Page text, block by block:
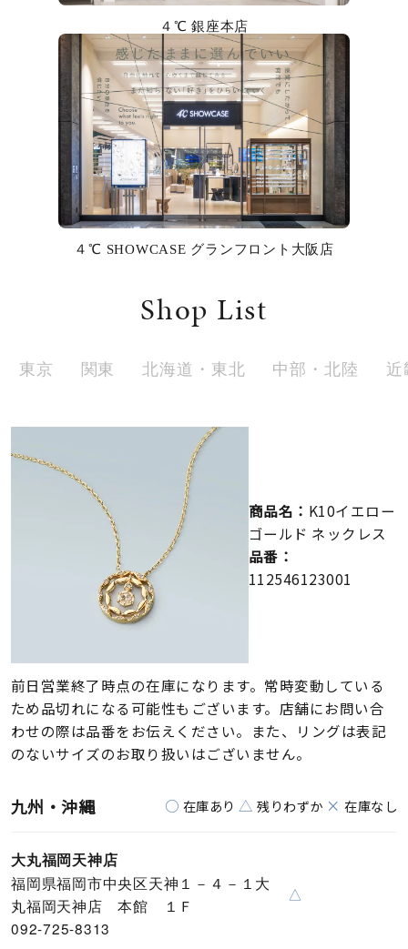
ファッションテイスト
着用シーン
リングサイズ
在庫ありのみ すべて表示
４℃ 銀座本店
４℃ SHOWCASE グランフロント大阪店
Shop List
東京 関東 北海道・東北 中部・北陸 近
商品名： K10イエロー
ゴールド ネックレス
品番：
112546123001
前日営業終了時点の在庫になります。常時変動している
ため品切れになる可能性もございます。店舗にお問い合
わせの際は品番をお伝えください。また、リングは表記
のないサイズのお取り扱いはございません。
○ 在庫あり △ 残りわずか × 在庫なし
九州・沖縄
大丸福岡天神店
福岡県福岡市中央区天神１－４－１大
丸福岡天神店 本館 １Ｆ
092-725-8313
△